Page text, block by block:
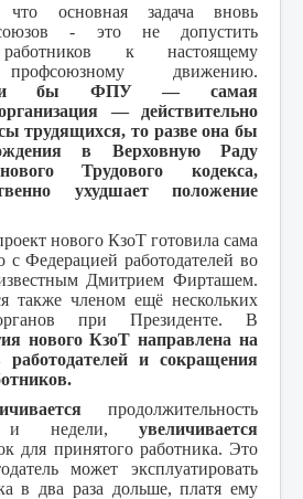
что основная задача вновь
- это не допустить
работников к настоящему
движению.
бы ФПУ — самая
— действительно
трудящихся, то разве она бы
в Верховную Раду
Трудового кодекса,
ухудшает положение
нового КзоТ готовила сама
Федерацией работодателей во
Дмитрием Фирташем.
также членом ещё нескольких
при Президенте. В
нового КзоТ направлена на
и сокращения
продолжительность
и недели, увеличивается
для принятого работника. Это
может эксплуатировать
в два раза дольше, платя ему